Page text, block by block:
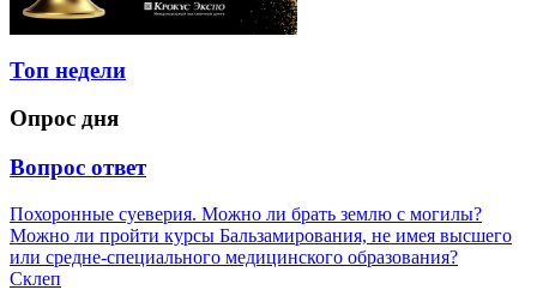
Топ недели
Опрос дня
Вопрос ответ
Похоронные суеверия. Можно ли брать землю с могилы?
Можно ли пройти курсы Бальзамирования, не имея высшего
или средне-специального медицинского образования?
Склеп